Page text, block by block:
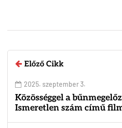
Előző Cikk
2025. szeptember 3.
Közösséggel a
Ismeretlen szám című